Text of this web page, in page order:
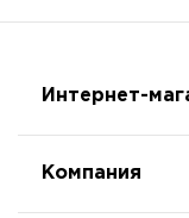
Интернет-
Компания